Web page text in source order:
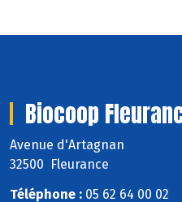
Biocoop
Avenue d'Artagnan
32500 Fleurance
Téléphone : 05 62 64 00 02